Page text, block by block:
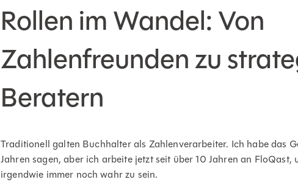
Rollen im Wandel: Von
Zahlenfreunden zu
Beratern
Traditionell galten Buchhalter als Zahlenverarbeiter. Ich habe das
Jahren sagen, aber ich arbeite jetzt seit über 10 Jahren an FloQast,
irgendwie immer noch wahr zu sein.